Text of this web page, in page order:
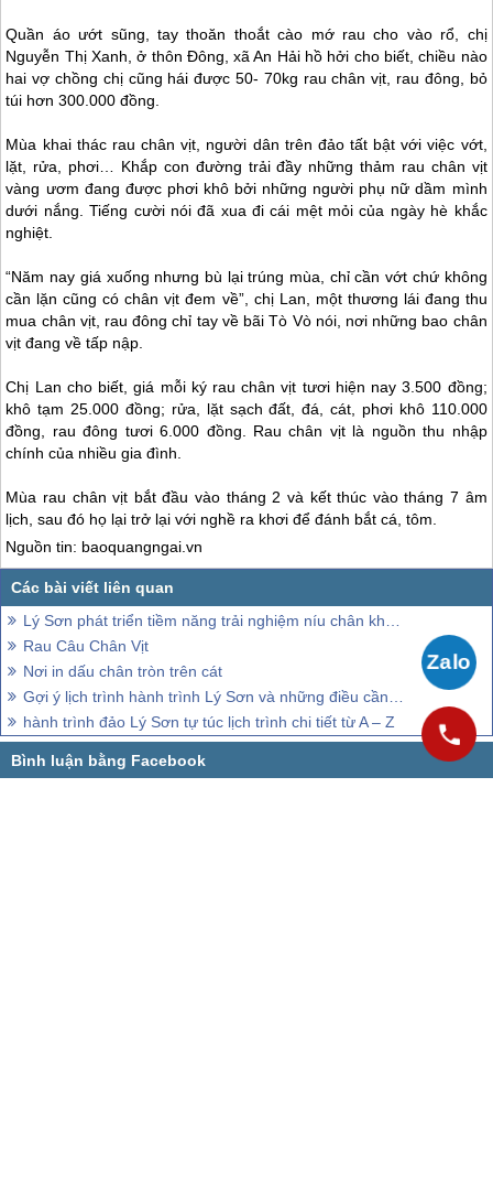
Quần áo ướt sũng, tay thoăn thoắt cào mớ rau cho vào rổ, chị
Nguyễn Thị Xanh, ở thôn Đông, xã An Hải hồ hởi cho biết, chiều nào
hai vợ chồng chị cũng hái được 50- 70kg rau chân vịt, rau đông, bỏ
túi hơn 300.000 đồng.
Mùa khai thác rau chân vịt, người dân trên đảo tất bật với việc vớt,
lặt, rửa, phơi… Khắp con đường trải đầy những thảm rau chân vịt
vàng ươm đang được phơi khô bởi những người phụ nữ dầm mình
dưới nắng. Tiếng cười nói đã xua đi cái mệt mỏi của ngày hè khắc
nghiệt.
“Năm nay giá xuống nhưng bù lại trúng mùa, chỉ cần vớt chứ không
cần lặn cũng có chân vịt đem về”, chị Lan, một thương lái đang thu
mua chân vịt, rau đông chỉ tay về bãi Tò Vò nói, nơi những bao chân
vịt đang về tấp nập.
Chị Lan cho biết, giá mỗi ký rau chân vịt tươi hiện nay 3.500 đồng;
khô tạm 25.000 đồng; rửa, lặt sạch đất, đá, cát, phơi khô 110.000
đồng, rau đông tươi 6.000 đồng. Rau chân vịt là nguồn thu nhập
chính của nhiều gia đình.
Mùa rau chân vịt bắt đầu vào tháng 2 và kết thúc vào tháng 7 âm
lịch, sau đó họ lại trở lại với nghề ra khơi để đánh bắt cá, tôm.
Nguồn tin: baoquangngai.vn
Lý Sơn phát triển tiềm năng trải nghiệm níu chân khách thăm quan
Rau Câu Chân Vịt
Nơi in dấu chân tròn trên cát
Gợi ý lịch trình hành trình Lý Sơn và những điều cần biết
hành trình đảo Lý Sơn tự túc lịch trình chi tiết từ A – Z